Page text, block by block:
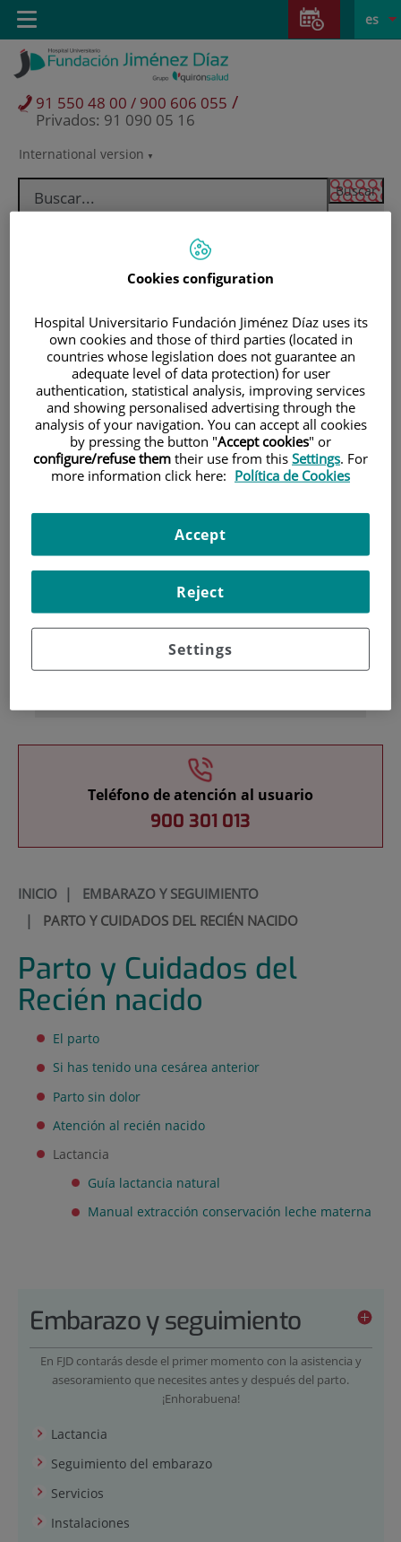
Saltar al contenido
Saltar
contenido
Selector
idioma
activo
es
International version
91 550 48 00 / 900 606 055 /
Privados: 91 090 05 16
Toggle
navigation
Pacientes y visitantes
Investigación
Teléfono de atención al usuario
900 301 013
INICIO| EMBARAZO Y SEGUIMIENTO
| PARTO Y CUIDADOS DEL RECIÉN NACIDO
Parto y Cuidados del
Recién nacido
El parto
Si has tenido una cesárea anterior
Parto sin dolor
Atención al recién nacido
Lactancia
Guía lactancia natural
Manual extracción conservación leche materna
Embarazo y seguimiento
En FJD contarás desde el primer momento con la asistencia y
asesoramiento que necesites antes y después del parto.
¡Enhorabuena!
Lactancia
Seguimiento del embarazo
Servicios
Instalaciones
Cookies configuration
Hospital Universitario Fundación Jiménez Díaz uses its
own cookies and those of third parties (located in
countries whose legislation does not guarantee an
adequate level of data protection) for user
authentication, statistical analysis, improving services
and showing personalised advertising through the
analysis of your navigation. You can accept all cookies
by pressing the button "Accept cookies" or
configure/refuse them their use from this Settings. For
more information click here: Política de Cookies
Settings
Reject
Accept